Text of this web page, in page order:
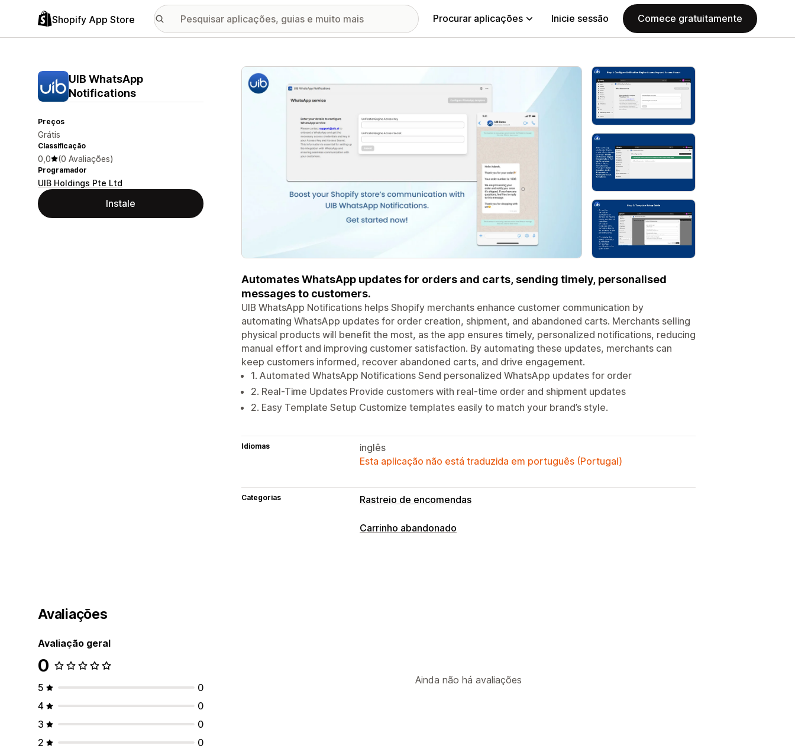
Shopify App Store Procurar aplicações Inicie sessão Comece gratuitamente
UIB WhatsApp
Notifications
Preços
Grátis
Classificação
0,0 (0 Avaliações)
Programador
UIB Holdings Pte Ltd
Instale
Galeria de imagens em destaque
Automates WhatsApp updates for orders and carts, sending timely, personalised
messages to customers.
UIB WhatsApp Notifications helps Shopify merchants enhance customer communication by
automating WhatsApp updates for order creation, shipment, and abandoned carts. Merchants selling
physical products will benefit the most, as the app ensures timely, personalized notifications, reducing
manual effort and improving customer satisfaction. By automating these updates, merchants can
keep customers informed, recover abandoned carts, and drive engagement.
1. Automated WhatsApp Notifications Send personalized WhatsApp updates for order
2. Real-Time Updates Provide customers with real-time order and shipment updates
2. Easy Template Setup Customize templates easily to match your brand’s style.
Idiomas
inglês
Esta aplicação não está traduzida em português (Portugal)
Categorias Rastreio de encomendas
Carrinho abandonado
Avaliações
Avaliação geral
0
5
0
4
0
3
0
2
0
Ainda não há avaliações